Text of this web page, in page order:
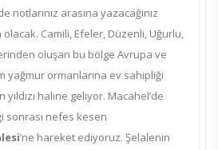
notlarınız arasına yazacağınız
Camili, Efeler, Düzenli, Uğurlu,
oluşan bu bölge Avrupa ve
yağmur ormanlarına ev sahipliği
haline geliyor. Macahel’de
sonrası nefes kesen
’ne hareket ediyoruz. Şelalenin